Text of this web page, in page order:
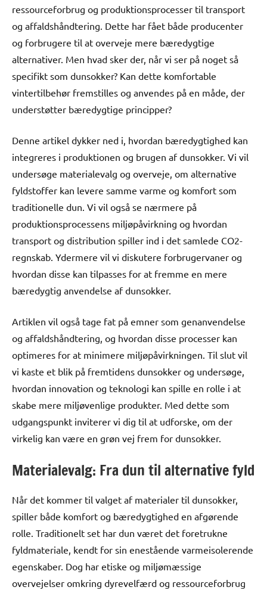
ressourceforbrug og produktionsprocesser til transport
og affaldshåndtering. Dette har fået både producenter
og forbrugere til at overveje mere bæredygtige
alternativer. Men hvad sker der, når vi ser på noget så
specifikt som dunsokker? Kan dette komfortable
vintertilbehør fremstilles og anvendes på en måde, der
understøtter bæredygtige principper?
Denne artikel dykker ned i, hvordan bæredygtighed kan
integreres i produktionen og brugen af dunsokker. Vi vil
undersøge materialevalg og overveje, om alternative
fyldstoffer kan levere samme varme og komfort som
traditionelle dun. Vi vil også se nærmere på
produktionsprocessens miljøpåvirkning og hvordan
transport og distribution spiller ind i det samlede CO2-
regnskab. Ydermere vil vi diskutere forbrugervaner og
hvordan disse kan tilpasses for at fremme en mere
bæredygtig anvendelse af dunsokker.
Artiklen vil også tage fat på emner som genanvendelse
og affaldshåndtering, og hvordan disse processer kan
optimeres for at minimere miljøpåvirkningen. Til slut vil
vi kaste et blik på fremtidens dunsokker og undersøge,
hvordan innovation og teknologi kan spille en rolle i at
skabe mere miljøvenlige produkter. Med dette som
udgangspunkt inviterer vi dig til at udforske, om der
virkelig kan være en grøn vej frem for dunsokker.
Materialevalg: Fra dun til alternative fyld
Når det kommer til valget af materialer til dunsokker,
spiller både komfort og bæredygtighed en afgørende
rolle. Traditionelt set har dun været det foretrukne
fyldmateriale, kendt for sin enestående varmeisolerende
egenskaber. Dog har etiske og miljømæssige
overvejelser omkring dyrevelfærd og ressourceforbrug